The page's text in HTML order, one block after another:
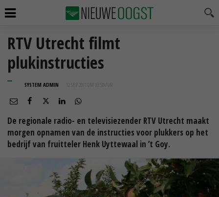
RTV Utrecht filmt
plukinstructies
SYSTEM ADMIN 12 SEP 2011 OM 13:50
De regionale radio- en televisiezender RTV Utrecht maakt
morgen opnamen van de instructies voor plukkers op het
bedrijf van fruitteler Henk Uyttewaal in ’t Goy.